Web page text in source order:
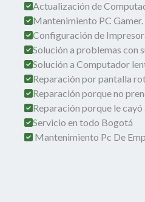
Actualización de
Mantenimiento PC Gamer.
Configuración de
Solución a problemas con
Solución a Computador
Reparación por pantalla
Reparación porque no
Reparación porque le
Servicio en todo Bogotá
Mantenimiento Pc De